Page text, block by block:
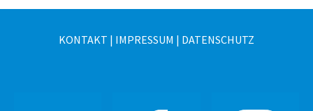
KONTAKT | IMPRESSUM | DATENSCHUTZ